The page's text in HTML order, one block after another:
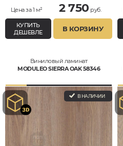
Цена за 1 м² 2 750 руб.
КУПИТЬ
ДЕШЕВЛЕ
В КОРЗИНУ
Виниловый ламинат
MODULEO SIERRA OAK 58346
В НАЛИЧИИ